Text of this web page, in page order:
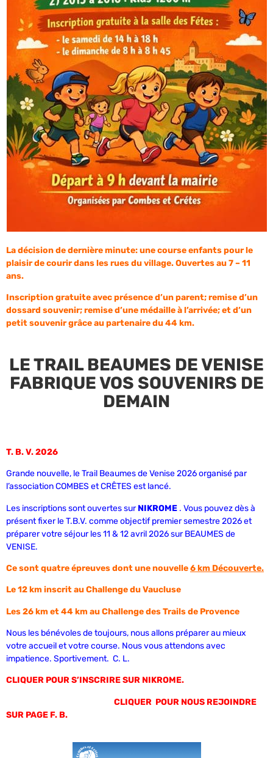
La décision de dernière minute: une course enfants pour le
plaisir de courir dans les rues du village. Ouvertes au 7 – 11
ans.
Inscription gratuite avec présence d’un parent; remise d’un
dossard souvenir; remise d’une médaille à l’arrivée; et d’un
petit souvenir grâce au partenaire du 44 km.
LE TRAIL BEAUMES DE VENISE
FABRIQUE VOS SOUVENIRS DE
DEMAIN
T. B. V. 2026
Grande nouvelle, le Trail Beaumes de Venise 2026 organisé par
l’association COMBES et CRÊTES est lancé.
Les inscriptions sont ouvertes surNIKROME . Vous pouvez dès à
présent fixer le T.B.V. comme objectif premier semestre 2026 et
préparer votre séjour les 11 & 12 avril 2026 sur BEAUMES de
VENISE.
Ce sont quatre épreuves dont une nouvelle6 km Découverte.
Le 12 km inscrit au Challenge du Vaucluse
Les 26 km et 44 km au Challenge des Trails de Provence
Nous les bénévoles de toujours, nous allons préparer au mieux
votre accueil et votre course. Nous vous attendons avec
impatience. Sportivement. C. L.
CLIQUER POUR S’INSCRIRE SUR NIKROME.
CLIQUER POUR NOUS REJOINDRE
SUR PAGE F. B.